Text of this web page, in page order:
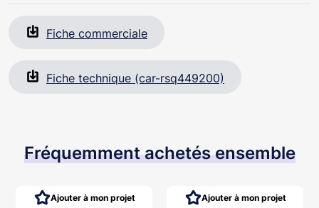
Fiche commerciale
Fiche technique (car-rsq449200)
Fréquemment achetés ensemble
Ajouter à mon projet Ajouter à mon projet